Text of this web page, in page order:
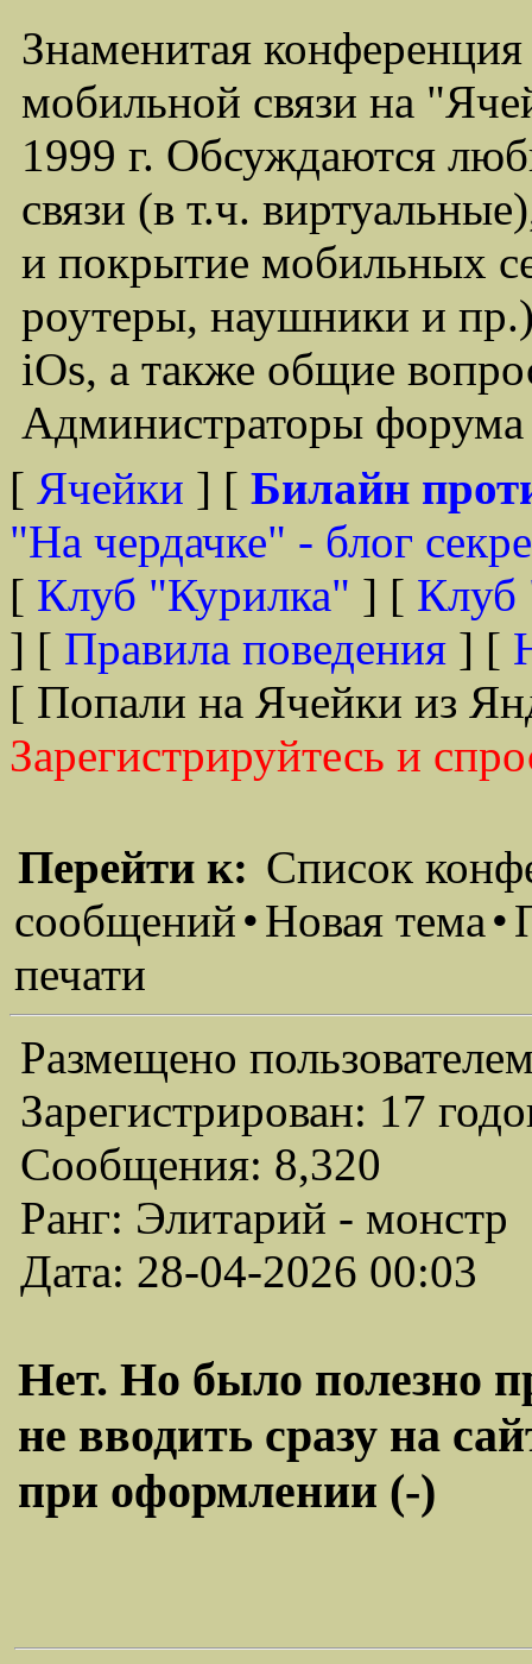
Знаменитая
мобильной связи на
1999 г. Обсуждаются
связи (в т.ч.
и покрытие мобильных
роутеры, наушники и
iOs, а также общие
Администраторы
[ Ячейки ] [ Билайн
"На чердачке" - блог
[ Клуб "Курилка" ] [ Клуб
] [ Правила поведения ] [
[ Попали на Ячейки из
Зарегистрируйтесь и
Перейти к: Список
сообщений•Новая тема•
печати
Размещено
Зарегистрирован: 17
Сообщения: 8,320
Ранг: Элитарий - монстр
Дата: 28-04-2026 00:03
Нет. Но было полезно
не вводить сразу на
при оформлении (-)